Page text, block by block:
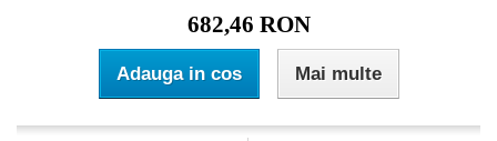
682,46 RON
Adauga in cos Mai multe